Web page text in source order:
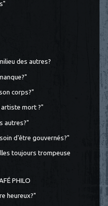
des autres?
corps?"
mort ?"
autres?"
d'être gouvernés?"
toujours trompeuse
PHILO
heureux?"